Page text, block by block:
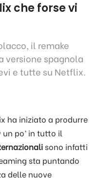
che forse vi
il remake
versione spagnola
e tutte su Netflix.
ha iniziato a produrre
po’ in tutto il
sono infatti
sta puntando
delle nuove